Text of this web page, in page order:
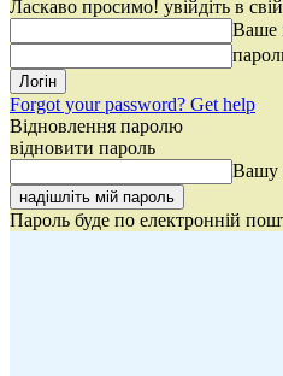
Ласкаво просимо! увійдіть в
Ваше
Forgot your password? Get help
Відновлення паролю
відновити пароль
Вашу
Пароль буде по електронній